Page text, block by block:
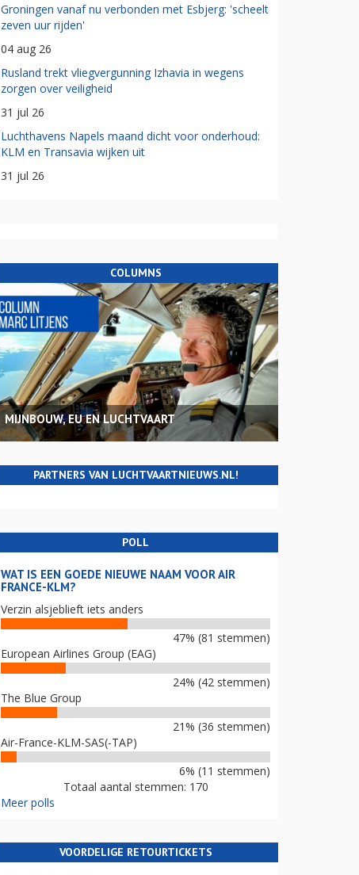
Groningen vanaf nu verbonden met Esbjerg: 'scheelt
zeven uur rijden'
04 aug 26
Rusland trekt vliegvergunning Izhavia in wegens
zorgen over veiligheid
31 jul 26
Luchthavens Napels maand dicht voor onderhoud:
KLM en Transavia wijken uit
31 jul 26
COLUMNS
MIJNBOUW, EU EN LUCHTVAART
PARTNERS VAN LUCHTVAARTNIEUWS.NL!
POLL
WAT IS EEN GOEDE NIEUWE NAAM VOOR AIR
FRANCE-KLM?
Verzin alsjeblieft iets anders
47% (81 stemmen)
European Airlines Group (EAG)
24% (42 stemmen)
The Blue Group
21% (36 stemmen)
Air-France-KLM-SAS(-TAP)
6% (11 stemmen)
Totaal aantal stemmen: 170
Meer polls
VOORDELIGE RETOURTICKETS